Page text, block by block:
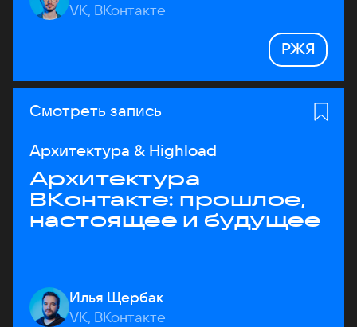
VK, ВКонтакте
РЖЯ
Смотреть запись
Архитектура & Highload
Архитектура
ВКонтакте: прошлое,
настоящее и будущее
Илья Щербак
VK, ВКонтакте